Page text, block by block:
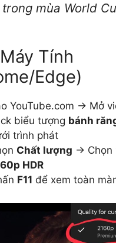
mùa World
Tính
Edge)
YouTube.com → Mở
biểu tượng bánh
trình phát
Chất lượng → Chọn
HDR
F11 để xem toàn